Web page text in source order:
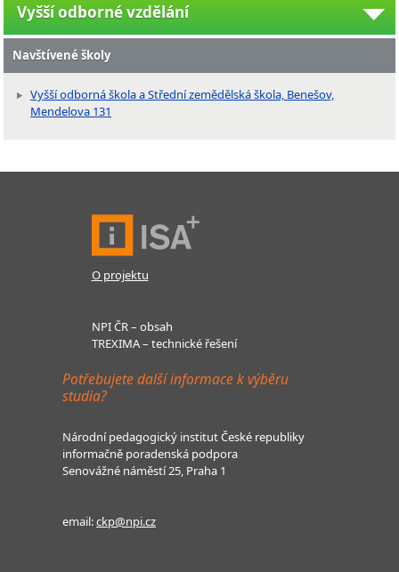
Vyšší odborné vzdělání
Navštívené školy
Vyšší odborná škola a Střední zemědělská škola, Benešov,
Mendelova 131
O projektu
NPI ČR – obsah
TREXIMA – technické řešení
Potřebujete další informace k výběru
studia?
Národní pedagogický institut České republiky
informačně poradenská podpora
Senovážné náměstí 25, Praha 1
email:ckp@npi.cz